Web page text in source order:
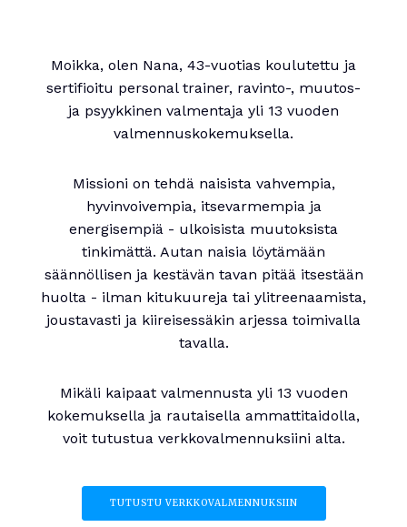
Moikka, olen Nana, 43-vuotias koulutettu ja
sertifioitu personal trainer, ravinto-, muutos-
ja psyykkinen valmentaja yli 13 vuoden
valmennuskokemuksella.
Missioni on tehdä naisista vahvempia,
hyvinvoivempia, itsevarmempia ja
energisempiä - ulkoisista muutoksista
tinkimättä. Autan naisia löytämään
säännöllisen ja kestävän tavan pitää itsestään
huolta - ilman kitukuureja tai ylitreenaamista,
joustavasti ja kiireisessäkin arjessa toimivalla
tavalla.
Mikäli kaipaat valmennusta yli 13 vuoden
kokemuksella ja rautaisella ammattitaidolla,
voit tutustua verkkovalmennuksiini alta.
TUTUSTU VERKKOVALMENNUKSIIN